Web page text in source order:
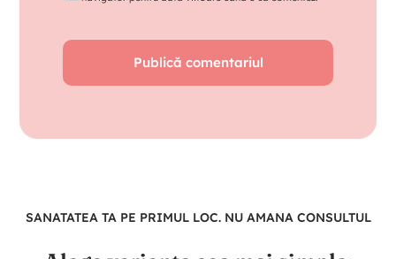
SANATATEA TA PE PRIMUL LOC. NU AMANA CONSULTUL